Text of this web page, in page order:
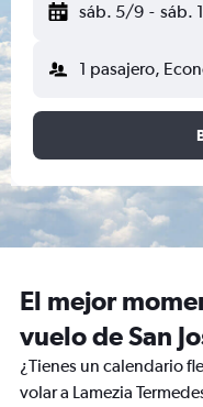
sáb. 5/9 - sáb.
1 pasajero,
El mejor
vuelo de San
¿Tienes un calendario
volar a Lamezia